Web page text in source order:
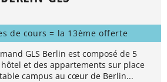
de cours = la 13ème offerte
GLS Berlin est composé de 5
et des appartements sur place
campus au cœur de Berlin...